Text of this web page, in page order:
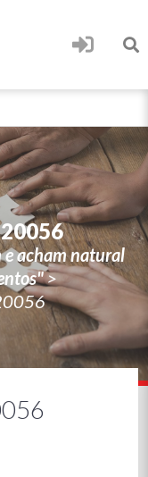
acham natural
>